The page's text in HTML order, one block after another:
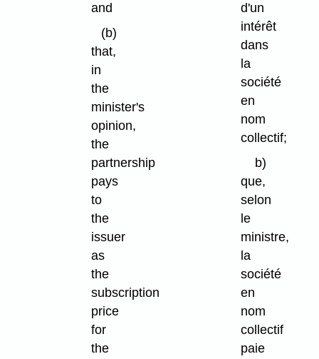
and
(b)
that,
in
the
minister's
opinion,
the
partnership
pays
to
the
issuer
as
the
subscription
price
for
the
d'un
intérêt
dans
la
société
en
nom
collectif;
b)
que,
selon
le
ministre,
la
société
en
nom
collectif
paie